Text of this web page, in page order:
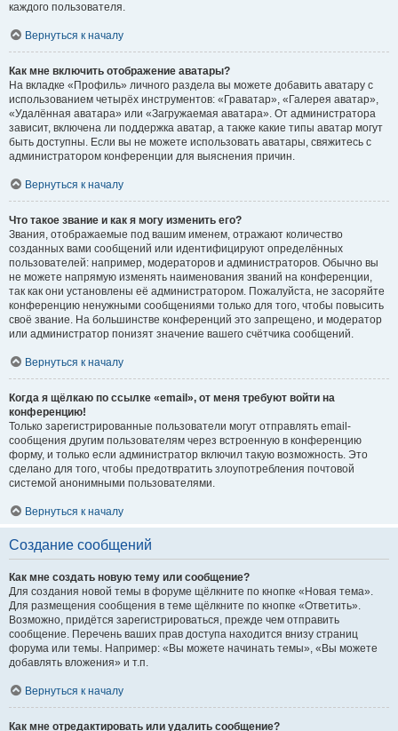
каждого пользователя.
Вернуться к началу
Как мне включить отображение аватары?
На вкладке «Профиль» личного раздела вы можете добавить аватару с
использованием четырёх инструментов: «Граватар», «Галерея аватар»,
«Удалённая аватара» или «Загружаемая аватара». От администратора
зависит, включена ли поддержка аватар, а также какие типы аватар могут
быть доступны. Если вы не можете использовать аватары, свяжитесь с
администратором конференции для выяснения причин.
Вернуться к началу
Что такое звание и как я могу изменить его?
Звания, отображаемые под вашим именем, отражают количество
созданных вами сообщений или идентифицируют определённых
пользователей: например, модераторов и администраторов. Обычно вы
не можете напрямую изменять наименования званий на конференции,
так как они установлены её администратором. Пожалуйста, не засоряйте
конференцию ненужными сообщениями только для того, чтобы повысить
своё звание. На большинстве конференций это запрещено, и модератор
или администратор понизят значение вашего счётчика сообщений.
Вернуться к началу
Когда я щёлкаю по ссылке «email», от меня требуют войти на
конференцию!
Только зарегистрированные пользователи могут отправлять email-
сообщения другим пользователям через встроенную в конференцию
форму, и только если администратор включил такую возможность. Это
сделано для того, чтобы предотвратить злоупотребления почтовой
системой анонимными пользователями.
Вернуться к началу
Создание сообщений
Как мне создать новую тему или сообщение?
Для создания новой темы в форуме щёлкните по кнопке «Новая тема».
Для размещения сообщения в теме щёлкните по кнопке «Ответить».
Возможно, придётся зарегистрироваться, прежде чем отправить
сообщение. Перечень ваших прав доступа находится внизу страниц
форума или темы. Например: «Вы можете начинать темы», «Вы можете
добавлять вложения» и т.п.
Вернуться к началу
Как мне отредактировать или удалить сообщение?